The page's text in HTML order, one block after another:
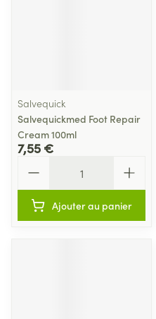
Salvequick
Salvequickmed Foot Repair
Cream 100ml
7,55 €
Ajouter au panier